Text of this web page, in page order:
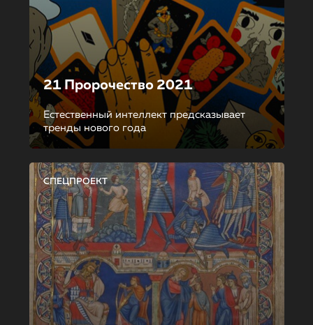
21 Пророчество 2021
Естественный интеллект предсказывает
тренды нового года
СПЕЦПРОЕКТ